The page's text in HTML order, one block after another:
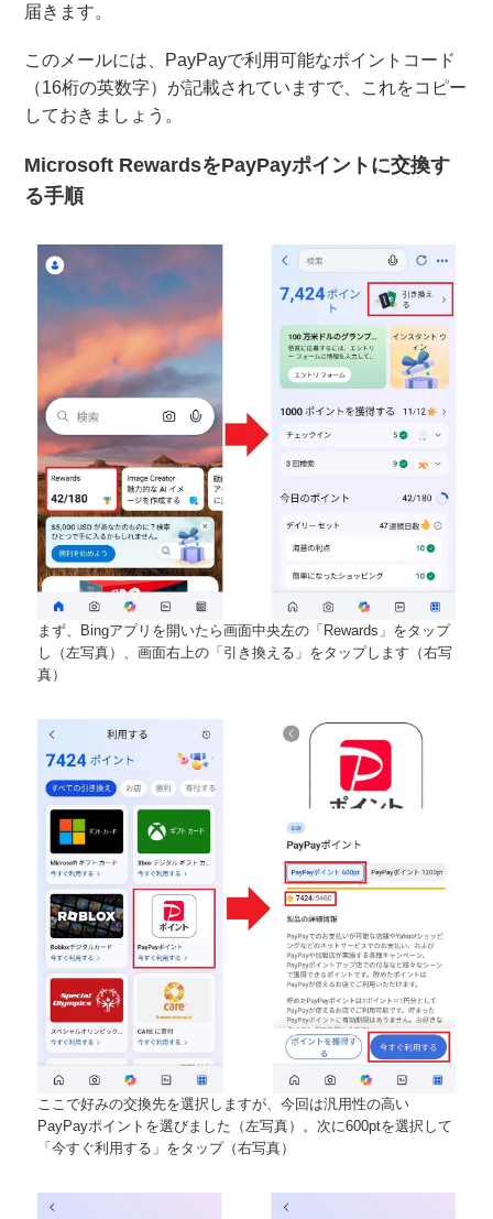
届きます。
このメールには、PayPayで利用可能なポイントコード
（16桁の英数字）が記載されていますで、これをコピー
しておきましょう。
Microsoft RewardsをPayPayポイントに交換す
る手順
まず、Bingアプリを開いたら画面中央左の「Rewards」をタップ
し（左写真）、画面右上の「引き換える」をタップします（右写
真）
ここで好みの交換先を選択しますが、今回は汎用性の高い
PayPayポイントを選びました（左写真）。次に600ptを選択して
「今すぐ利用する」をタップ（右写真）